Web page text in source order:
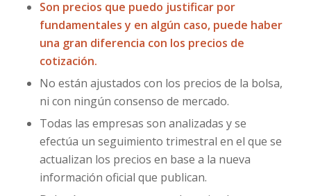
Son precios que puedo justificar por
fundamentales y en algún caso, puede haber
una gran diferencia con los precios de
cotización.
No están ajustados con los precios de la bolsa,
ni con ningún consenso de mercado.
Todas las empresas son analizadas y se
efectúa un seguimiento trimestral en el que se
actualizan los precios en base a la nueva
información oficial que publican.